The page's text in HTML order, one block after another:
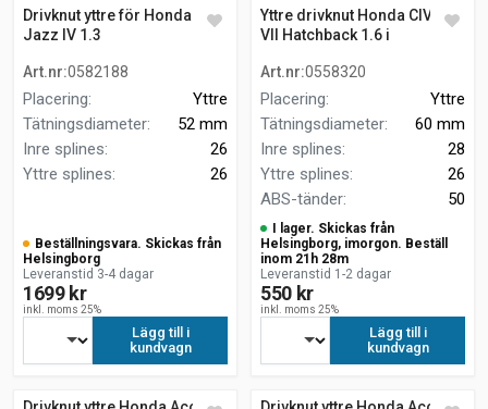
Drivknut yttre för Honda
Jazz IV 1.3
Art.nr:0582188
Placering:
Yttre
Tätningsdiameter:
52 mm
Inre splines:
26
Yttre splines: 26
Beställningsvara. Skickas från
Helsingborg
Leveranstid 3-4 dagar
1699 kr
inkl. moms 25%
Lägg till i
kundvagn
Yttre drivknut Honda CIVIC
VII Hatchback 1.6 i
Art.nr:0558320
Placering:
Yttre
Tätningsdiameter:
60 mm
Inre splines:
28
Yttre splines:
26
ABS-tänder: 50
I lager. Skickas från
Helsingborg, imorgon. Beställ
inom 21h 28m
Leveranstid 1-2 dagar
550 kr
inkl. moms 25%
Lägg till i
kundvagn